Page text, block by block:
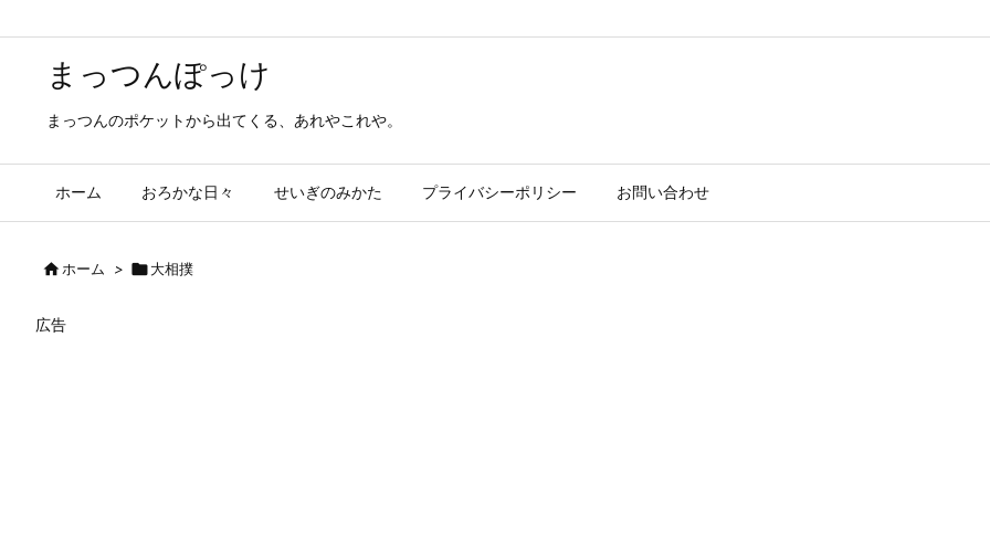
まっつんぽっけ
まっつんのポケットから出てくる、あれやこれや。
ホーム おろかな日々 せいぎのみかた プライバシーポリシー お問い合わせ
ホーム > 大相撲
広告